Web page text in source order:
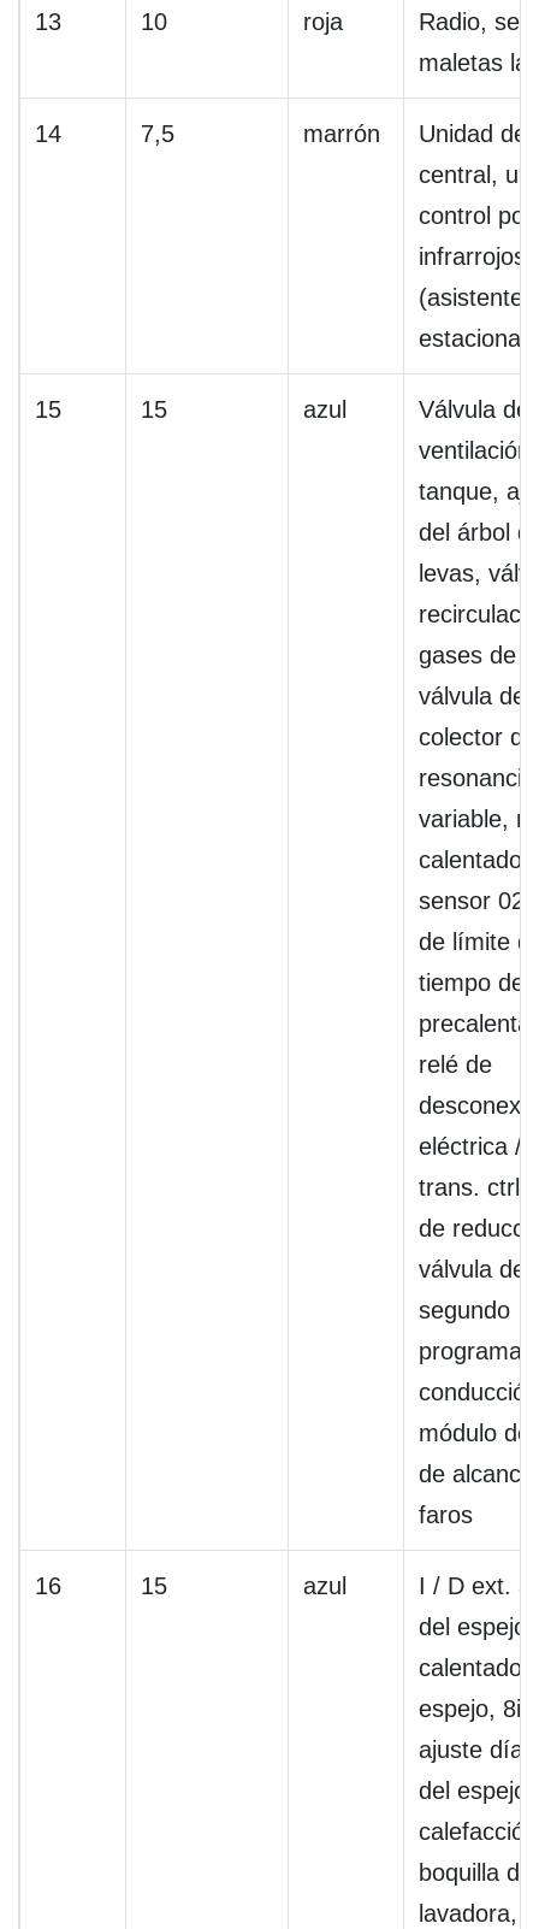
13 10 roja
Radio,
maletas
14 7,5 marrón
Unidad de
central,
control por
infrarrojos,
(asistente
15 15 azul
Válvula de
ventilación
tanque,
del árbol
levas,
gases de
válvula del
colector de
resonancia
variable,
calentador
sensor 02,
de límite
tiempo de
relé de
eléctrica /
trans. ctrl.
de
válvula de
segundo
programa
módulo de
de
faros
16 15 azul
I / D ext.
del
espejo,
ajuste día
del espejo,
boquilla de
lavadora,